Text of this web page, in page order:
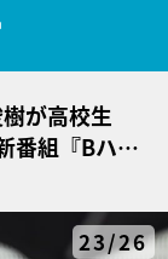
が高校生
番組『Bハ
収録に密
23/26